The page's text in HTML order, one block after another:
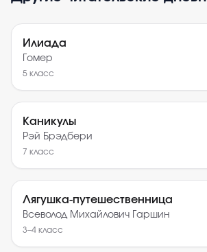
Илиада
Гомер
5 класс
Каникулы
Рэй Брэдбери
7 класс
Лягушка-путешественница
Всеволод Михайлович Гаршин
3–4 класс